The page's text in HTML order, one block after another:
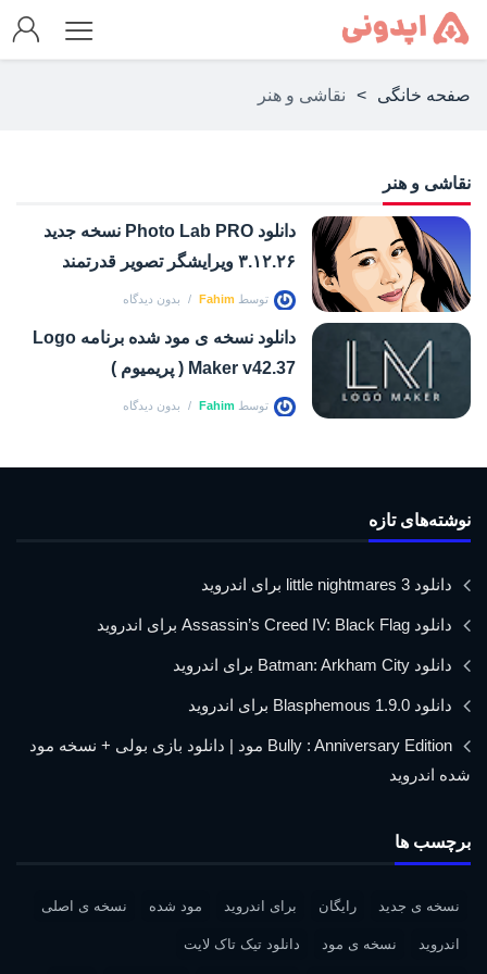
صفحه خانگی > نقاشی و هنر
نقاشی و هنر
دانلود Photo Lab PRO نسخه جدید
۳.۱۲.۲۶ ویرایشگر تصویر قدرتمند
توسط Fahim بدون دیدگاه
دانلود نسخه ی مود شده برنامه Logo
Maker v42.37 ( پریمیوم )
توسط Fahim بدون دیدگاه
نوشته‌های تازه
دانلود little nightmares 3 برای اندروید
دانلود Assassin’s Creed IV: Black Flag برای اندروید
دانلود Batman: Arkham City برای اندروید
دانلود Blasphemous 1.9.0 برای اندروید
Bully : Anniversary Edition مود | دانلود بازی بولی + نسخه مود
شده اندروید
برچسب ها
نسخه ی جدید رایگان برای اندروید مود شده نسخه ی اصلی
اندروید نسخه ی مود دانلود تیک تاک لایت